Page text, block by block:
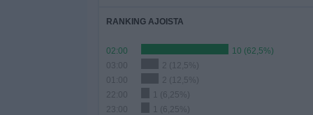
RANKING AJOISTA
02:00
10 (62,5%)
03:00
2 (12,5%)
2 (12,5%)
22:00
1 (6,25%)
23:00
1 (6,25%)